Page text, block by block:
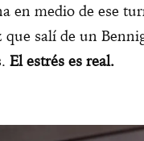
en medio de ese
que salí de un
El estrés es real.